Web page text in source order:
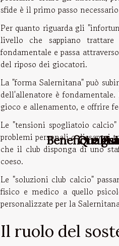
sfide è il primo passo
Per quanto riguarda gli
livello che sappiano
fondamentale e passa
del riposo dei giocatori.
La "forma Salernitana" può
dell'allenatore è
gioco e allenamento, e offrire
Le "tensioni spogliatoio
problemi personali o dissapori
che il club disponga di uno
coeso.
Le "soluzioni club calcio"
fisico e medico a quello
personalizzate per la
Il ruolo del
Benefici e
Quali